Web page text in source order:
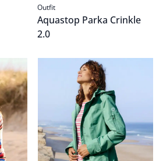
Outfit
Aquastop Parka Crinkle
2.0
MultigarnAquastop Kurzmantel Air
Passform Outfit.